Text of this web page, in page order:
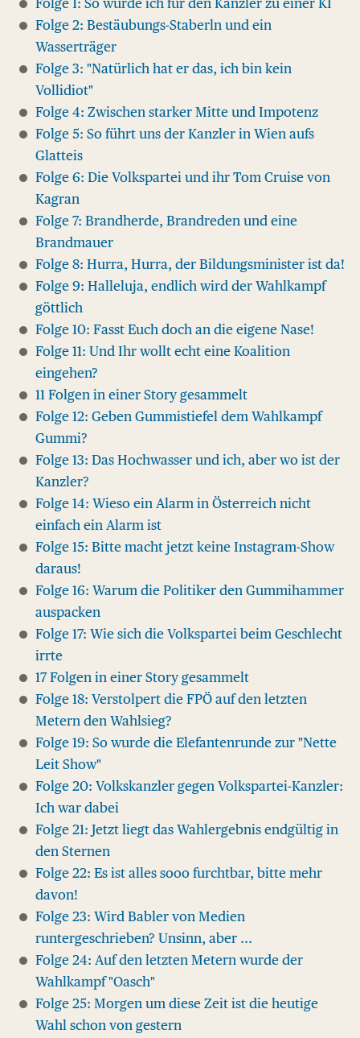
Folge 1: So wurde ich für den Kanzler zu einer KI
Folge 2: Bestäubungs-Staberln und ein
Wasserträger
Folge 3: "Natürlich hat er das, ich bin kein
Vollidiot"
Folge 4: Zwischen starker Mitte und Impotenz
Folge 5: So führt uns der Kanzler in Wien aufs
Glatteis
Folge 6: Die Volkspartei und ihr Tom Cruise von
Kagran
Folge 7: Brandherde, Brandreden und eine
Brandmauer
Folge 8: Hurra, Hurra, der Bildungsminister ist da!
Folge 9: Halleluja, endlich wird der Wahlkampf
göttlich
Folge 10: Fasst Euch doch an die eigene Nase!
Folge 11: Und Ihr wollt echt eine Koalition
eingehen?
11 Folgen in einer Story gesammelt
Folge 12: Geben Gummistiefel dem Wahlkampf
Gummi?
Folge 13: Das Hochwasser und ich, aber wo ist der
Kanzler?
Folge 14: Wieso ein Alarm in Österreich nicht
einfach ein Alarm ist
Folge 15: Bitte macht jetzt keine Instagram-Show
daraus!
Folge 16: Warum die Politiker den Gummihammer
auspacken
Folge 17: Wie sich die Volkspartei beim Geschlecht
irrte
17 Folgen in einer Story gesammelt
Folge 18: Verstolpert die FPÖ auf den letzten
Metern den Wahlsieg?
Folge 19: So wurde die Elefantenrunde zur "Nette
Leit Show"
Folge 20: Volkskanzler gegen Volkspartei-Kanzler:
Ich war dabei
Folge 21: Jetzt liegt das Wahlergebnis endgültig in
den Sternen
Folge 22: Es ist alles sooo furchtbar, bitte mehr
davon!
Folge 23: Wird Babler von Medien
runtergeschrieben? Unsinn, aber ...
Folge 24: Auf den letzten Metern wurde der
Wahlkampf "Oasch"
Folge 25: Morgen um diese Zeit ist die heutige
Wahl schon von gestern